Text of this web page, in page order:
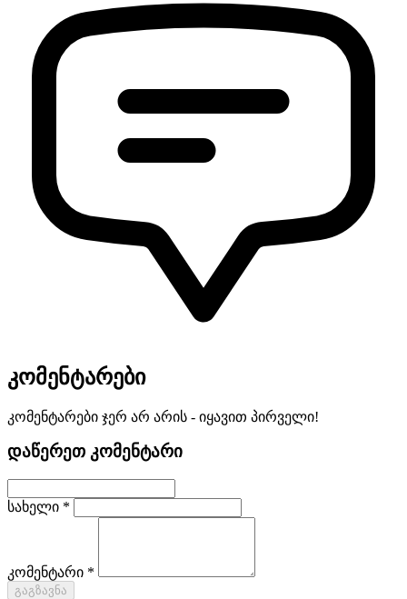
კომენტარები
კომენტარები ჯერ არ არის - იყავით პირველი!
დაწერეთ კომენტარი
სახელი *
კომენტარი *
გაგზავნა